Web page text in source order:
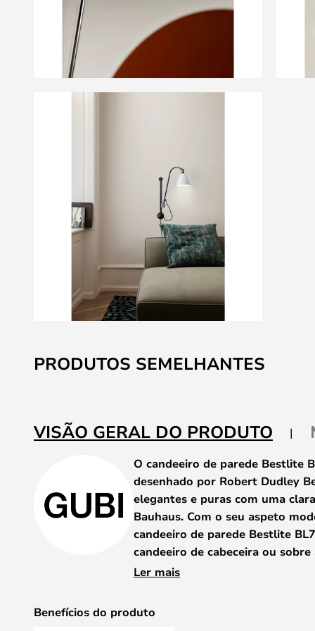
para
o
Galeria
de
PRODUTOS SEMELHANTES
VISÃO GERAL DO PRODUTO
O candeeiro de parede Bestlite
desenhado por Robert Dudley
elegantes e puras com uma
Bauhaus. Com o seu aspeto
candeeiro de parede Bestlite
candeeiro de cabeceira ou
sozinho ou combine-o em pares
Os candeeiros Bestlite foram
Ler mais
Benefícios do produto